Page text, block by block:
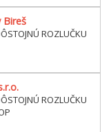
Bireš
ROZLUČKU
ROZLUČKU